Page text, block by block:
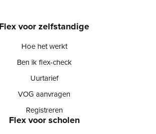
Flex voor zelfstandige
Hoe het werkt
Ben ik flex-check
Uurtarief
VOG aanvragen
Registreren
Flex voor scholen